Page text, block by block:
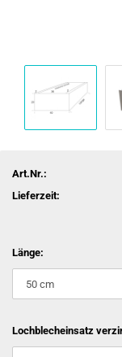
Art.Nr.:
Lieferzeit:
Länge:
Lochblecheinsatz